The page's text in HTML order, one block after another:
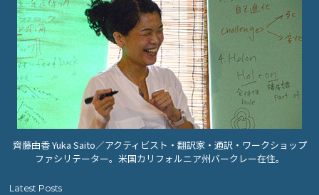
齊藤由香 Yuka Saito／アクティビスト・翻訳家・通訳・ワークショップ
ファシリテーター。米国カリフォルニア州バークレー在住。
Latest Posts